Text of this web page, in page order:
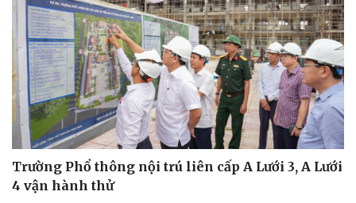
Sức khỏe
Dinh dưỡng - món ngon
Cây thuốc
Sản phụ khoa
Nhi khoa
Nam khoa
Làm đẹp - giảm cân
Đời sống
Nhà đẹp
Blog
Tình yêu - Gia đình
Trường Phổ thông nội trú liên cấp A Lưới 3, A Lưới
4 vận hành thử